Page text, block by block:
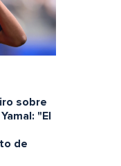
sobre
"El
de